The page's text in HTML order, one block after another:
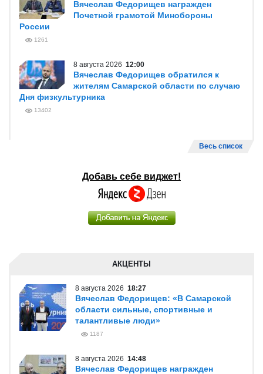
Вячеслав Федорищев награжден
Почетной грамотой Минобороны
России
1261
8 августа 2026 12:00
Вячеслав Федорищев обратился к
жителям Самарской области по случаю
Дня физкультурника
13402
Весь список
Добавь себе виджет!
АКЦЕНТЫ
8 августа 2026 18:27
Вячеслав Федорищев: «В Самарской
области сильные, спортивные и
талантливые люди»
1187
8 августа 2026 14:48
Вячеслав Федорищев награжден